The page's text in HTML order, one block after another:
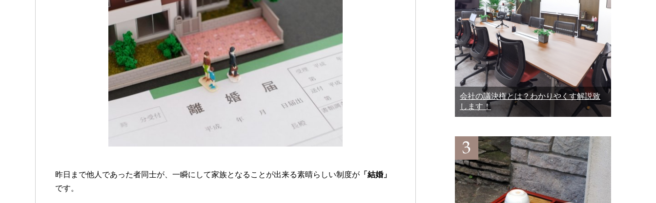
昨日まで他人であった者同士が、一瞬にして家族となることが出来る素晴らしい制度が 「結婚」
です。
会社の議決権とは？わかりやくす解説致
します！